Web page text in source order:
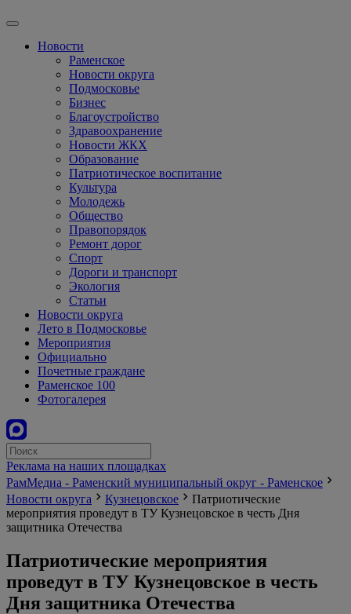
Новости
Раменское
Новости округа
Подмосковье
Бизнес
Благоустройство
Здравоохранение
Новости ЖКХ
Образование
Патриотическое воспитание
Культура
Молодежь
Общество
Правопорядок
Ремонт дорог
Спорт
Дороги и транспорт
Экология
Статьи
Новости округа
Лето в Подмосковье
Мероприятия
Официально
Почетные граждане
Раменское 100
Фотогалерея
Реклама на наших площадках
РамМедиа - Раменский муниципальный округ - Раменское
Новости округа
Кузнецовское
Патриотические
мероприятия проведут в ТУ Кузнецовское в честь Дня
защитника Отечества
Патриотические мероприятия
проведут в ТУ Кузнецовское в честь
Дня защитника Отечества